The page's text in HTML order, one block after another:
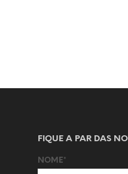
FIQUE A PAR DAS
NOME*